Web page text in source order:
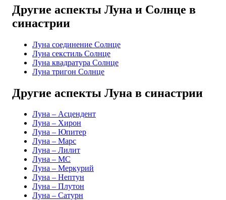
Другие аспекты Луна и Солнце в
синастрии
Луна соединение Солнце
Луна секстиль Солнце
Луна квадратура Солнце
Луна тригон Солнце
Другие аспекты Луна в синастрии
Луна – Асцендент
Луна – Хирон
Луна – Юпитер
Луна – Марс
Луна – Лилит
Луна – MC
Луна – Меркурий
Луна – Нептун
Луна – Плутон
Луна – Сатурн